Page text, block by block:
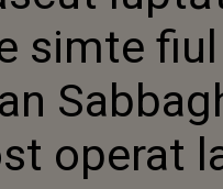
LA VIENA
simte
operat